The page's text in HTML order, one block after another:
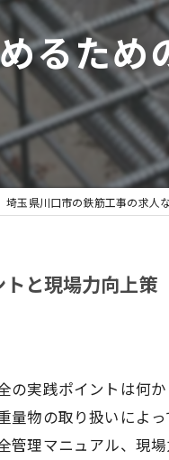
るた
埼玉県川口市の鉄筋工事の求人
と現場力向上策
実践ポイントは何
物の取り扱いによ
理マニュアル、現